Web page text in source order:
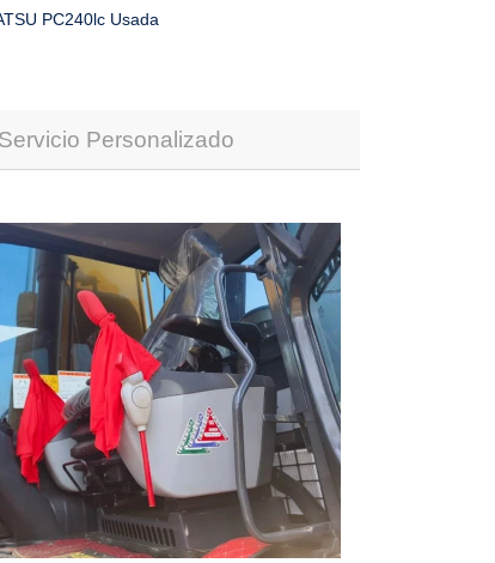
PC240lc Usada
Servicio Personalizado